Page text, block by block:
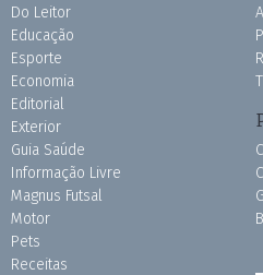
Do Leitor
Educação
Esporte
Economia
Editorial
Exterior
Guia Saúde
Informação Livre
Magnus Futsal
Motor
Pets
Receitas